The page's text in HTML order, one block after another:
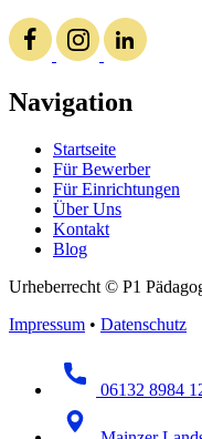
Navigation
Startseite
Für Bewerber
Für Einrichtungen
Über Uns
Kontakt
Blog
Urheberrecht © P1
Impressum • Datenschutz
06132 8984